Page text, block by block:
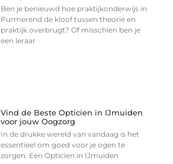
Ben je benieuwd hoe praktijkonderwijs in
Purmerend de kloof tussen theorie en
praktijk overbrugt? Of misschien ben je
een leraar
Vind de Beste Opticien in IJmuiden
voor jouw Oogzorg
In de drukke wereld van vandaag is het
essentieel om goed voor je ogen te
zorgen. Een Opticien in IJmuiden